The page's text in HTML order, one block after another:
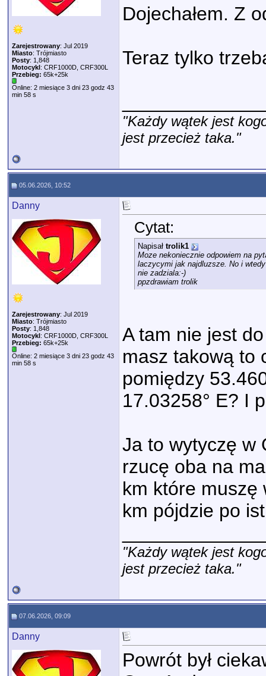
Zarejestrowany: Jul 2019
Miasto: Trójmiasto
Posty: 1,848
Motocykl: CRF1000D, CRF300L
Przebieg: 65k+25k
Online: 2 miesiące 3 dni 23 godz 43
min 58 s
Dojechałem. Z
Teraz tylko
"Każdy wątek jest
jest przecież taka."
05.06.2026, 10:52
Danny
Zarejestrowany: Jul 2019
Miasto: Trójmiasto
Posty: 1,848
Motocykl: CRF1000D, CRF300L
Przebieg: 65k+25k
Online: 2 miesiące 3 dni 23 godz 43
min 58 s
Cytat:
Napisał trolik1
Moze nekoniecznie odpowiem na
laczycymi jak najdluzsze. No i
nie zadziala:-)
ppzdrawiam trolik
A tam nie jest
masz takową to
pomiędzy
17.03258° E‎? I
Ja to wytyczę w
rzucę oba na
km które muszę
km pójdzie po
"Każdy wątek jest
jest przecież taka."
07.06.2026, 09:09
Danny
Powrót był